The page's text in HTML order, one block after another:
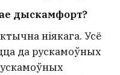
дыскамфорт?
ніякага. Усё
да рускамоўных